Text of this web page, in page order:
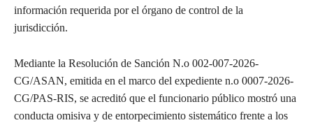
información requerida por el órgano de control de la
jurisdicción.
Mediante la Resolución de Sanción N.o 002-007-2026-
CG/ASAN, emitida en el marco del expediente n.o 0007-2026-
CG/PAS-RIS, se acreditó que el funcionario público mostró una
conducta omisiva y de entorpecimiento sistemático frente a los